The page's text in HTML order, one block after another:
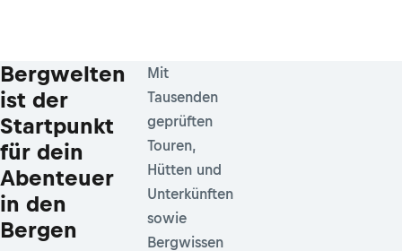
Bergwelten
ist der
Startpunkt
für dein
Abenteuer
in den
Bergen
Mit
Tausenden
geprüften
Touren,
Hütten und
Unterkünften
sowie
Bergwissen